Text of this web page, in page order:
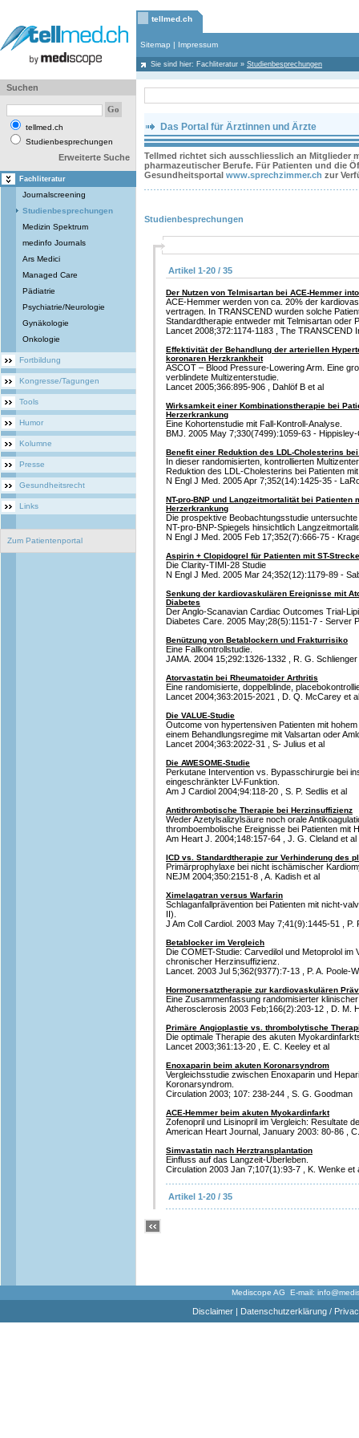
tellmed.ch
Sitemap | Impressum
Sie sind hier: Fachliteratur » Studienbesprechungen
Suchen
tellmed.ch
Studienbesprechungen
Erweiterte Suche
Fachliteratur
Journalscreening
Studienbesprechungen
Medizin Spektrum
medinfo Journals
Ars Medici
Managed Care
Pädiatrie
Psychiatrie/Neurologie
Gynäkologie
Onkologie
Fortbildung
Kongresse/Tagungen
Tools
Humor
Kolumne
Presse
Gesundheitsrecht
Links
Zum Patientenportal
Das Portal für Ärztinnen und Ärzte
Tellmed richtet sich ausschliesslich an Mitglieder
pharmazeutischer Berufe. Für Patienten und die
Gesundheitsportal www.sprechzimmer.ch zur
Studienbesprechungen
Artikel 1-20 / 35
Der Nutzen von Telmisartan bei ACE-Hemmer
ACE-Hemmer werden von ca. 20% der
vertragen. In TRANSCEND wurden solche
Standardtherapie entweder mit Telmisartan oder
Lancet 2008;372:1174-1183 , The TRANSCEND
Effektivität der Behandlung der arteriellen
koronaren Herzkrankheit
ASCOT – Blood Pressure-Lowering Arm. Eine
verblindete Multizenterstudie.
Lancet 2005;366:895-906 , Dahlöf B et al
Wirksamkeit einer Kombinationstherapie bei
Herzerkrankung
Eine Kohortenstudie mit Fall-Kontroll-Analyse.
BMJ. 2005 May 7;330(7499):1059-63 -
Benefit einer Reduktion des LDL-Cholesterins
In dieser randomisierten, kontrollierten
Reduktion des LDL-Cholesterins bei Patienten
N Engl J Med. 2005 Apr 7;352(14):1425-35 -
NT-pro-BNP und Langzeitmortalität bei Patienten
Herzerkrankung
Die prospektive Beobachtungsstudie
NT-pro-BNP-Spiegels hinsichtlich
N Engl J Med. 2005 Feb 17;352(7):666-75 -
Aspirin + Clopidogrel für Patienten mit ST-
Die Clarity-TIMI-28 Studie
N Engl J Med. 2005 Mar 24;352(12):1179-89 -
Senkung der kardiovaskulären Ereignisse mit
Diabetes
Der Anglo-Scanavian Cardiac Outcomes Trial-
Diabetes Care. 2005 May;28(5):1151-7 - Server
Benützung von Betablockern und Frakturrisiko
Eine Fallkontrollstudie.
JAMA. 2004 15;292:1326-1332 , R. G. Schlienger
Atorvastatin bei Rheumatoider Arthritis
Eine randomisierte, doppelblinde,
Lancet 2004;363:2015-2021 , D. Q. McCarey et al
Die VALUE-Studie
Outcome von hypertensiven Patienten mit
einem Behandlungsregime mit Valsartan oder
Lancet 2004;363:2022-31 , S- Julius et al
Die AWESOME-Studie
Perkutane Intervention vs. Bypasschirurgie bei
eingeschränkter LV-Funktion.
Am J Cardiol 2004;94:118-20 , S. P. Sedlis et al
Antithrombotische Therapie bei Herzinsuffizienz
Weder Azetylsalizylsäure noch orale
thromboembolische Ereignisse bei Patienten mit
Am Heart J. 2004;148:157-64 , J. G. Cleland et al
ICD vs. Standardtherapie zur Verhinderung des
Primärprophylaxe bei nicht ischämischer
NEJM 2004;350:2151-8 , A. Kadish et al
Ximelagatran versus Warfarin
Schlaganfallprävention bei Patienten mit nicht-
II).
J Am Coll Cardiol. 2003 May 7;41(9):1445-51 , P.
Betablocker im Vergleich
Die COMET-Studie: Carvedilol und Metoprolol im
chronischer Herzinsuffizienz.
Lancet. 2003 Jul 5;362(9377):7-13 , P. A. Poole-
Hormonersatztherapie zur kardiovaskulären
Eine Zusammenfassung randomisierter
Atherosclerosis 2003 Feb;166(2):203-12 , D. M.
Primäre Angioplastie vs. thrombolytische
Die optimale Therapie des akuten
Lancet 2003;361:13-20 , E. C. Keeley et al
Enoxaparin beim akuten Koronarsyndrom
Vergleichsstudie zwischen Enoxaparin und
Koronarsyndrom.
Circulation 2003; 107: 238-244 , S. G. Goodman
ACE-Hemmer beim akuten Myokardinfarkt
Zofenopril und Lisinopril im Vergleich: Resultate
American Heart Journal, January 2003: 80-86 ,
Simvastatin nach Herztransplantation
Einfluss auf das Langzeit-Überleben.
Circulation 2003 Jan 7;107(1):93-7 , K. Wenke et
Artikel 1-20 / 35
Mediscope AG E-mail:
Disclaimer| Datenschutzerklärung /